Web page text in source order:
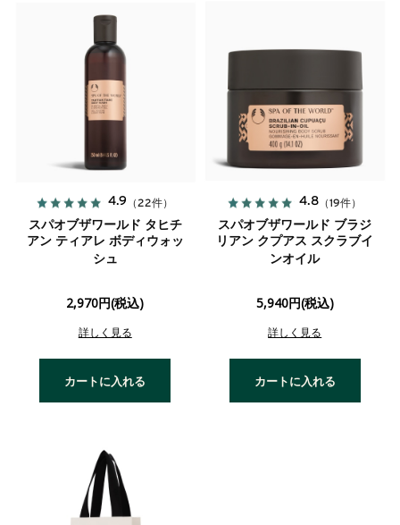
4.9 （22件）
スパオブザワールド タヒチ
アン ティアレ ボディウォッ
シュ
2,970円(税込)
詳しく見る
カートに入れる
4.8 （19件）
スパオブザワールド ブラジ
リアン クプアス スクラブイ
ンオイル
5,940円(税込)
詳しく見る
カートに入れる